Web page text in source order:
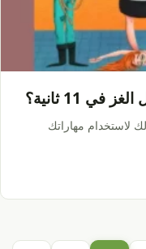
11 ثانية؟
لاستخدام مهاراتك